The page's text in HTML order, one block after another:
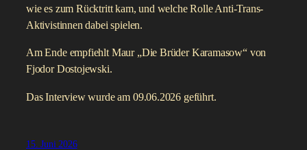
wie es zum Rücktritt kam, und welche Rolle Anti-Trans-
Aktivistinnen dabei spielen.
Am Ende empfiehlt Maur „Die Brüder Karamasow“ von
Fjodor Dostojewski.
Das Interview wurde am 09.06.2026 geführt.
15. Juni 2026